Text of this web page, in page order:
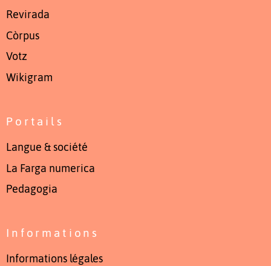
Revirada
Còrpus
Votz
Wikigram
Portails
Langue & société
La Farga numerica
Pedagogia
Informations
Informations légales